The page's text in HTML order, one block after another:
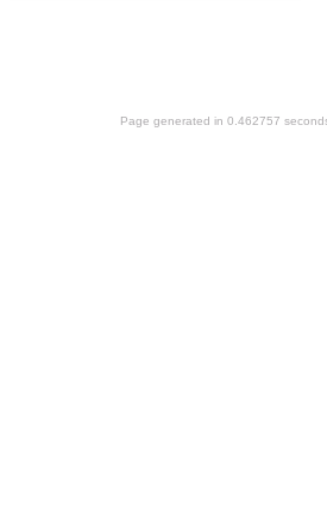
Page generated in 0.462757